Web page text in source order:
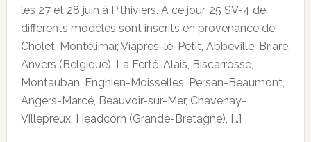
les 27 et 28 juin à Pithiviers. À ce jour, 25 SV-4 de
différents modèles sont inscrits en provenance de
Cholet, Montélimar, Viâpres-le-Petit, Abbeville, Briare,
Anvers (Belgique), La Ferté-Alais, Biscarrosse,
Montauban, Enghien-Moisselles, Persan-Beaumont,
Angers-Marcé, Beauvoir-sur-Mer, Chavenay-
Villepreux, Headcorn (Grande-Bretagne), […]